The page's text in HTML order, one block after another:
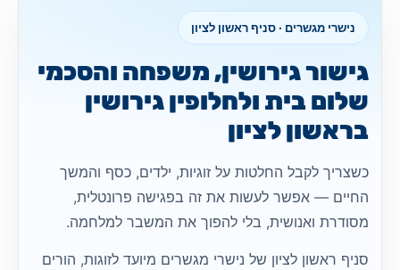
נישרי מגשרים · סניף ראשון לציון
גישור גירושין, משפחה והסכמי
שלום בית ולחלופין גירושין
בראשון לציון
כשצריך לקבל החלטות על זוגיות, ילדים, כסף והמשך
החיים — אפשר לעשות את זה בפגישה פרונטלית,
מסודרת ואנושית, בלי להפוך את המשבר למלחמה.
סניף ראשון לציון של נישרי מגשרים מיועד לזוגות, הורים